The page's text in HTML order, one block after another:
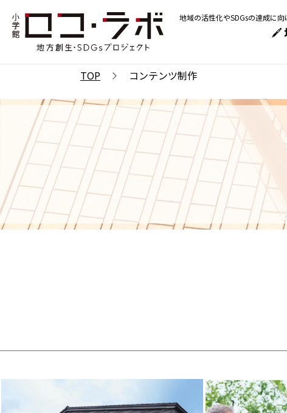
地域の活性化やSDGsの達成に
TOP コンテンツ制作